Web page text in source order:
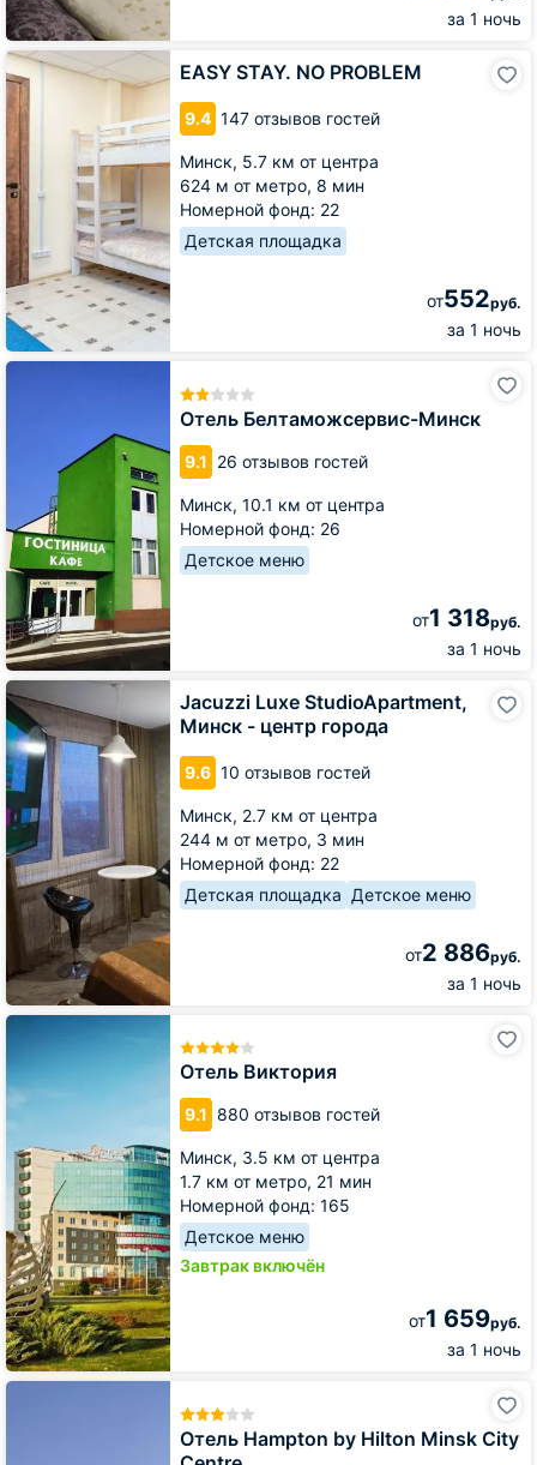
за 1 ночь
EASY STAY. NO PROBLEM
9.4 147 отзывов гостей
Минск, 5.7 км от центра
624 м от метро, 8 мин
Номерной фонд: 22
Детская площадка
от552руб.
за 1 ночь
EASY
STAY.
NO
Отель Белтаможсервис-Минск
9.1 26 отзывов гостей
Минск, 10.1 км от центра
Номерной фонд: 26
Детское меню
от1 318руб.
за 1 ночь
Отель
Jacuzzi Luxe StudioApartment,
Минск - центр города
9.6 10 отзывов гостей
Минск, 2.7 км от центра
244 м от метро, 3 мин
Номерной фонд: 22
Детская площадка Детское меню
от2 886руб.
за 1 ночь
Jacuzzi
Luxe
StudioApartment,
Минск
-
центр
города
Отель Виктория
9.1 880 отзывов гостей
Минск, 3.5 км от центра
1.7 км от метро, 21 мин
Номерной фонд: 165
Детское меню
Завтрак включён
от1 659руб.
за 1 ночь
Отель
Отель Hampton by Hilton Minsk City
Отель